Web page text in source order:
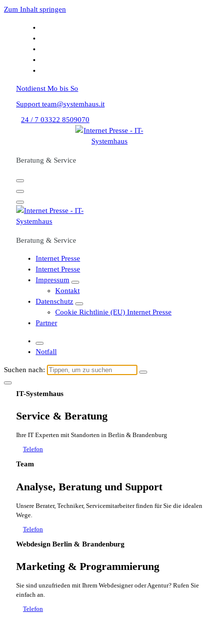
Zum Inhalt springen
Notdienst Mo bis So
Support team@systemhaus.it
24 / 7 03322 8509070
Beratung & Service
Beratung & Service
Internet Presse
Internet Presse
Impressum
Kontakt
Datenschutz
Cookie Richtlinie (EU) Internet Presse
Partner
Notfall
Suchen nach:
IT-Systemhaus
Service & Beratung
Ihre IT Experten mit Standorten in Berlin & Brandenburg
Telefon
Team
Analyse, Beratung und Support
Unsere Berater, Techniker, Servicemitarbeiter finden für Sie die idealen
Wege.
Telefon
Webdesign Berlin & Brandenburg
Marketing & Programmierung
Sie sind unzufrieden mit Ihrem Webdesigner oder Agentur? Rufen Sie
einfach an.
Telefon